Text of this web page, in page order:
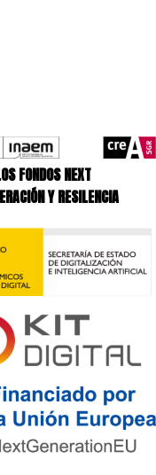
FONDOS NEXT
Y RESILENCIA